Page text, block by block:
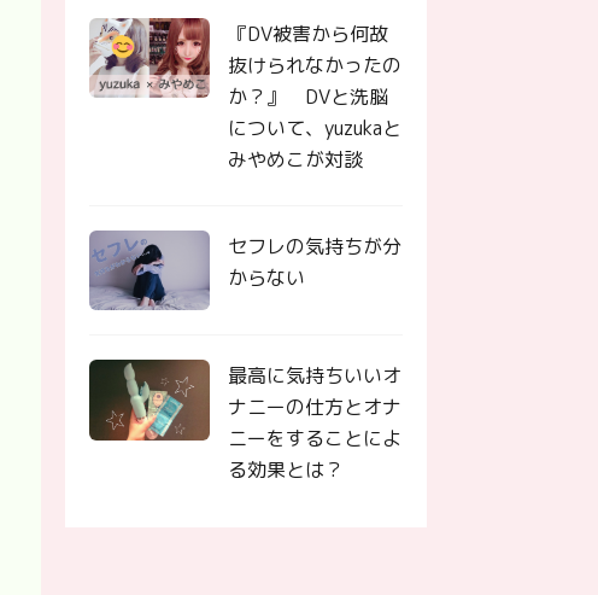
『DV被害から何故
抜けられなかったの
か？』 DVと洗脳
について、yuzukaと
みやめこが対談
セフレの気持ちが分
からない
最高に気持ちいいオ
ナニーの仕方とオナ
ニーをすることによ
る効果とは？